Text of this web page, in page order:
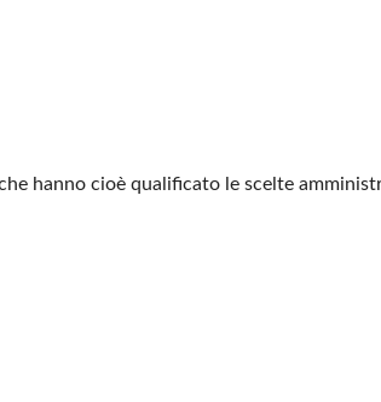
hanno cioè qualificato le scelte